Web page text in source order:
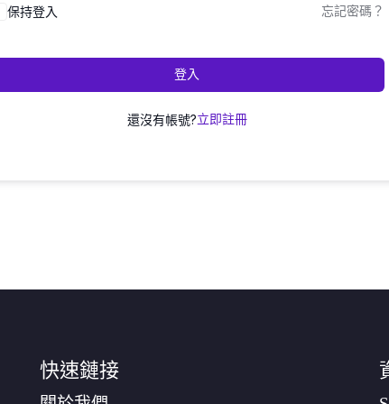
保持登入 忘記密碼？
登入
還沒有帳號?立即註冊
快速鏈接